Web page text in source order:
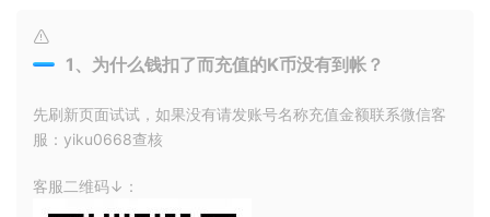
1、为什么钱扣了而充值的K币没有到帐？
先刷新页面试试，如果没有请发账号名称充值金额联系微信客
服：yiku0668查核
客服二维码↓：